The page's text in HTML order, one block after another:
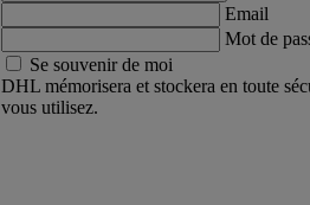
Email
Mot de
Se souvenir de moi
DHL mémorisera et stockera en toute
vous utilisez.